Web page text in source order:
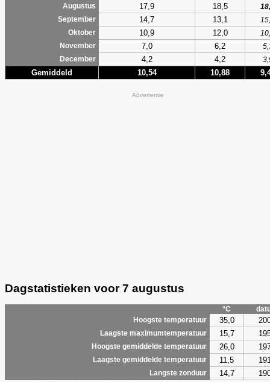
Augustus 17,9 18,5
September
14,7 13,1
Oktober
10,9 12,0
November
7,0 6,2
December
4,2 4,2
Gemiddeld 10,54 10,88
Advertentie
Dagstatistieken voor 7 augustus
°C
Hoogste temperatuur
35,0
Laagste maximumtemperatuur 15,7
Hoogste gemiddelde temperatuur 26,0
Laagste gemiddelde temperatuur 11,5
Langste zonduur 14,7